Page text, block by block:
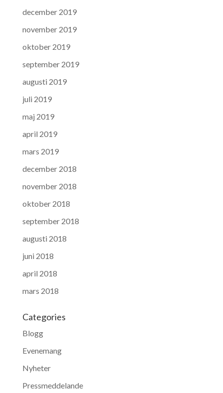
december 2019
november 2019
oktober 2019
september 2019
augusti 2019
juli 2019
maj 2019
april 2019
mars 2019
december 2018
november 2018
oktober 2018
september 2018
augusti 2018
juni 2018
april 2018
mars 2018
Categories
Blogg
Evenemang
Nyheter
Pressmeddelande